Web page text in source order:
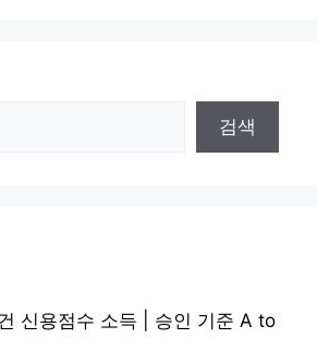
검색
신용점수 소득 | 승인 기준 A to